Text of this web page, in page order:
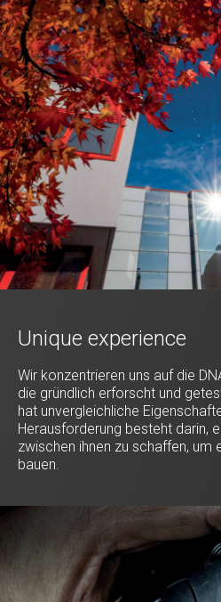
Unique experience
Wir konzentrieren uns auf die
die gründlich erforscht und
hat unvergleichliche
Herausforderung besteht darin,
zwischen ihnen zu schaffen, um
bauen.